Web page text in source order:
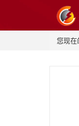
您现在